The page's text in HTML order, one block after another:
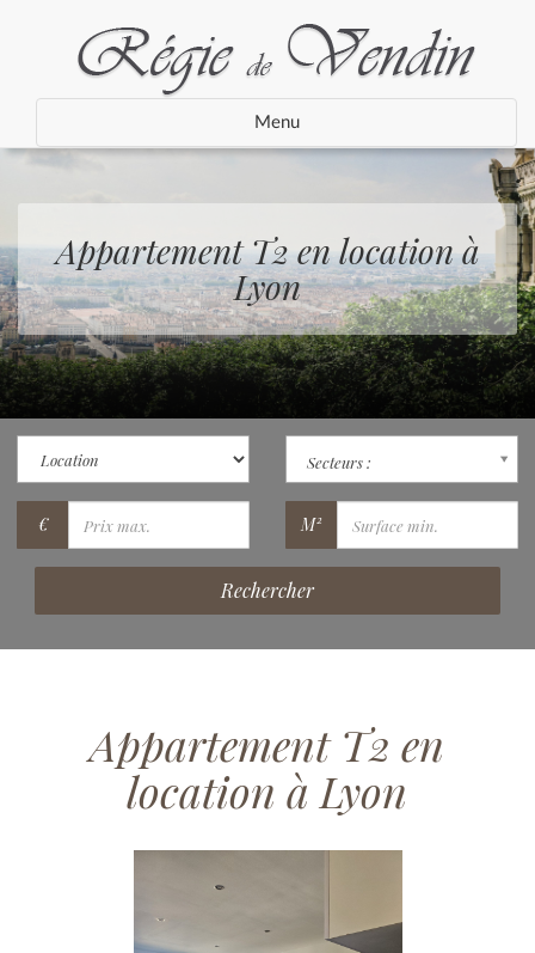
Menu
Appartement T2 en location à
Lyon
Secteurs :
€ M²
Rechercher
Appartement T2 en
location à Lyon